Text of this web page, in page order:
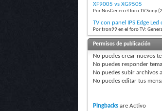
XF9005 vs XG9505
Por NosGer en el foro TV Sony
TV con panel IPS Edge
Por tron99 en el foro TV:
Permisos de publicación
No puedes crear nuevos
No puedes responder
No puedes subir archivos
No puedes editar tus
Pingbacks are Activo